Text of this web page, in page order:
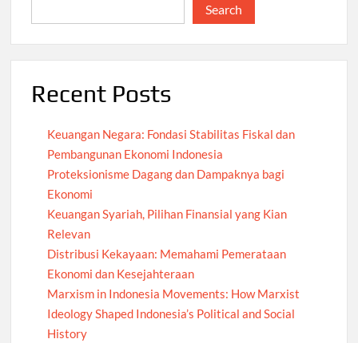
Search
Recent Posts
Keuangan Negara: Fondasi Stabilitas Fiskal dan
Pembangunan Ekonomi Indonesia
Proteksionisme Dagang dan Dampaknya bagi
Ekonomi
Keuangan Syariah, Pilihan Finansial yang Kian
Relevan
Distribusi Kekayaan: Memahami Pemerataan
Ekonomi dan Kesejahteraan
Marxism in Indonesia Movements: How Marxist
Ideology Shaped Indonesia’s Political and Social
History